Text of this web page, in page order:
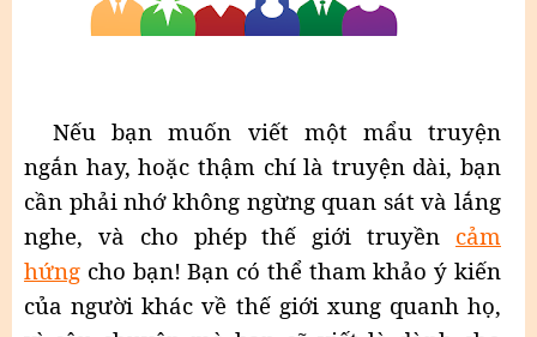
Nếu bạn muốn viết một mẩu truyện
ngắn hay, hoặc thậm chí là truyện dài, bạn
cần phải nhớ không ngừng quan sát và lắng
nghe, và cho phép thế giới truyền cảm
hứng cho bạn! Bạn có thể tham khảo ý kiến
của người khác về thế giới xung quanh họ,